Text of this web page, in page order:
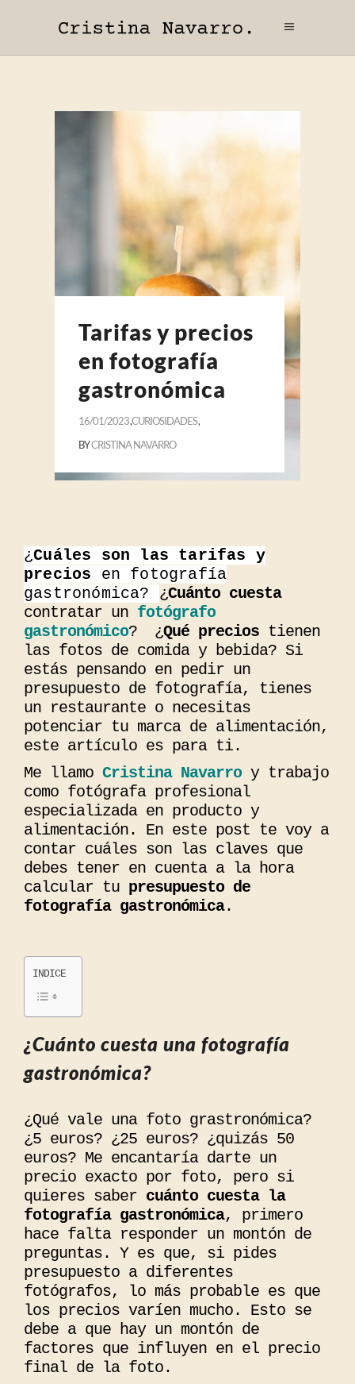
Tarifas y precios
en fotografía
gastronómica
16/01/2023CURIOSIDADES
BYCRISTINA NAVARRO
¿Cuáles son las tarifas y
precios en fotografía
gastronómica? ¿Cuánto cuesta
contratar un fotógrafo
gastronómico? ¿Qué precios tienen
las fotos de comida y bebida? Si
estás pensando en pedir un
presupuesto de fotografía, tienes
un restaurante o necesitas
potenciar tu marca de alimentación,
este artículo es para ti.
Me llamo Cristina Navarro y trabajo
como fotógrafa profesional
especializada en producto y
alimentación. En este post te voy a
contar cuáles son las claves que
debes tener en cuenta a la hora
calcular tu presupuesto de
fotografía gastronómica.
INDICE
¿Cuánto cuesta una fotografía
gastronómica?
¿Qué vale una foto grastronómica?
¿5 euros? ¿25 euros? ¿quizás 50
euros? Me encantaría darte un
precio exacto por foto, pero si
quieres saber cuánto cuesta la
fotografía gastronómica, primero
hace falta responder un montón de
preguntas. Y es que, si pides
presupuesto a diferentes
fotógrafos, lo más probable es que
los precios varíen mucho. Esto se
debe a que hay un montón de
factores que influyen en el precio
final de la foto.